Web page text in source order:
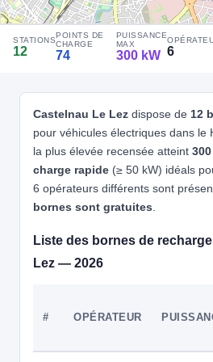
4 E-TOTEM
e-Totem - 3M - Castelnau Le
Gaulle
⚡ 180 kW CCS2 · CHAdeMO · Type 2 ·
🅿️ Parking privé à usage public
♿ Accessible PMR
Accès libre
🧭 S'y rendre
E-TOTEM
e-Totem - 3M - Castelnau Le Lez
📍 490 Av. Georges Freche, 34170
🧭 S'y rendre
STATIONS
12
POINTS DE
CHARGE
74
PUISSANCE
MAX
300 kW 6
Castelnau Le Lez dispose de 12
pour véhicules électriques dans le
la plus élevée recensée atteint
charge rapide (≥ 50 kW) idéals
6 opérateurs différents sont
bornes sont gratuites
Liste des bornes de
Lez — 2026
# OPÉRATEUR